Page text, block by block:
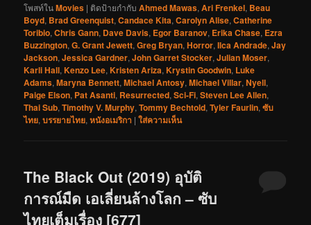
โพสท์ในMovies | ติดป้ายกำกับ Ahmed Mawas,Ari Frenkel, Beau
Boyd, Brad Greenquist,Candace Kita,Carolyn Alise,Catherine
Toribio,Chris Gann, Dave Davis, Egor Baranov, Erika Chase, Ezra
Buzzington,G. Grant Jewett,Greg Bryan,Horror,Ilca Andrade,Jay
Jackson,Jessica Gardner,John Garret Stocker,Julian Moser,
Karli Hall,Kenzo Lee,Kristen Ariza,Krystin Goodwin, Luke
Adams,Maryna Bennett,Michael Antosy,Michael Villar,Nyell,
Paige Elson, Pat Asanti, Resurrected,Sci-Fi,Steven Lee Allen,
Thai Sub,Timothy V. Murphy,Tommy Bechtold,Tyler Faurlin,ซับ
ไทย,บรรยายไทย,หนังอเมริกา |ใส่ความเห็น
The Black Out (2019) อุบัติ
การณ์มืด เอเลี่ยนล้างโลก – ซับ
ไทยเต็มเรื่อง [677]